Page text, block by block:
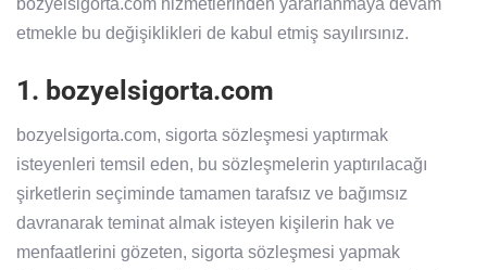
etmekle bu değişiklikleri de kabul etmiş sayılırsınız.
1. bozyelsigorta.com
bozyelsigorta.com, sigorta sözleşmesi yaptırmak
isteyenleri temsil eden, bu sözleşmelerin yaptırılacağı
şirketlerin seçiminde tamamen tarafsız ve bağımsız
davranarak teminat almak isteyen kişilerin hak ve
menfaatlerini gözeten, sigorta sözleşmesi yapmak